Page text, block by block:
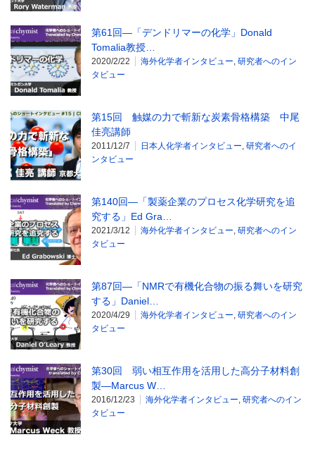
第61回―「デンドリマーの化学」Donald
Tomalia教授…
2020/2/22 海外化学者インタビュー, 研究者へのイン
タビュー
第15回 触媒の力で斬新な炭素骨格構築 中尾
佳亮講師
2011/12/7 日本人化学者インタビュー, 研究者へのイ
ンタビュー
第140回―「製薬企業のプロセス化学研究を追
究する」Ed Gra…
2021/3/12 海外化学者インタビュー, 研究者へのイン
タビュー
第87回―「NMRで有機化合物の振る舞いを研究
する」Daniel…
2020/4/29 海外化学者インタビュー, 研究者へのイン
タビュー
第30回 弱い相互作用を活用した高分子材料創
製―Marcus W…
2016/12/23 海外化学者インタビュー, 研究者へのイン
タビュー